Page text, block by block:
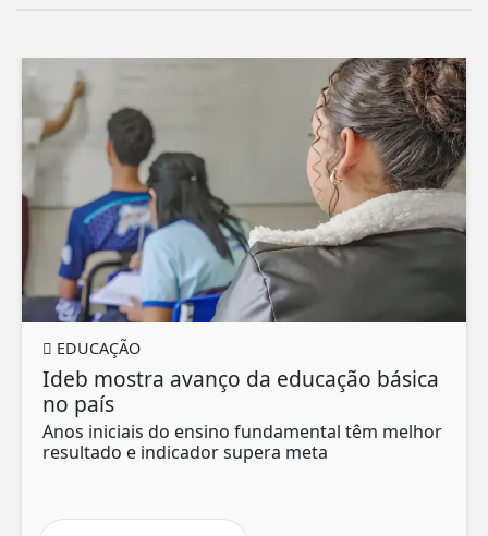
EDUCAÇÃO
Ideb mostra avanço da educação básica
no país
Anos iniciais do ensino fundamental têm melhor
resultado e indicador supera meta